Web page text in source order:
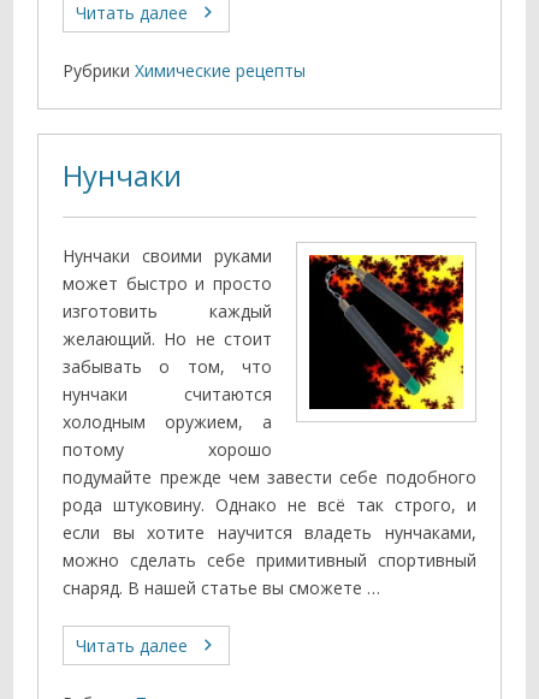
Читать далее
Рубрики Химические рецепты
Нунчаки
Нунчаки своими руками
может быстро и просто
изготовить каждый
желающий. Но не стоит
забывать о том, что
нунчаки считаются
холодным оружием, а
потому хорошо
подумайте прежде чем завести себе подобного
рода штуковину. Однако не всё так строго, и
если вы хотите научится владеть нунчаками,
можно сделать себе примитивный спортивный
снаряд. В нашей статье вы сможете …
Читать далее